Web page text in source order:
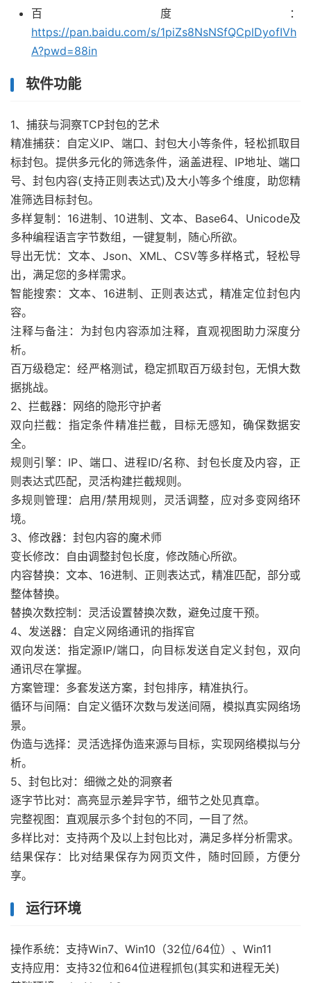
百度：
https://pan.baidu.com/s/1piZs8NsNSfQCplDyofIVh
A?pwd=88in
软件功能
1、捕获与洞察TCP封包的艺术
精准捕获：自定义IP、端口、封包大小等条件，轻松抓取目
标封包。提供多元化的筛选条件，涵盖进程、IP地址、端口
号、封包内容(支持正则表达式)及大小等多个维度，助您精
准筛选目标封包。
多样复制：16进制、10进制、文本、Base64、Unicode及
多种编程语言字节数组，一键复制，随心所欲。
导出无忧：文本、Json、XML、CSV等多样格式，轻松导
出，满足您的多样需求。
智能搜索：文本、16进制、正则表达式，精准定位封包内
容。
注释与备注：为封包内容添加注释，直观视图助力深度分
析。
百万级稳定：经严格测试，稳定抓取百万级封包，无惧大数
据挑战。
2、拦截器：网络的隐形守护者
双向拦截：指定条件精准拦截，目标无感知，确保数据安
全。
规则引擎：IP、端口、进程ID/名称、封包长度及内容，正
则表达式匹配，灵活构建拦截规则。
多规则管理：启用/禁用规则，灵活调整，应对多变网络环
境。
3、修改器：封包内容的魔术师
变长修改：自由调整封包长度，修改随心所欲。
内容替换：文本、16进制、正则表达式，精准匹配，部分或
整体替换。
替换次数控制：灵活设置替换次数，避免过度干预。
4、发送器：自定义网络通讯的指挥官
双向发送：指定源IP/端口，向目标发送自定义封包，双向
通讯尽在掌握。
方案管理：多套发送方案，封包排序，精准执行。
循环与间隔：自定义循环次数与发送间隔，模拟真实网络场
景。
伪造与选择：灵活选择伪造来源与目标，实现网络模拟与分
析。
5、封包比对：细微之处的洞察者
逐字节比对：高亮显示差异字节，细节之处见真章。
完整视图：直观展示多个封包的不同，一目了然。
多样比对：支持两个及以上封包比对，满足多样分析需求。
结果保存：比对结果保存为网页文件，随时回顾，方便分
享。
运行环境
操作系统：支持Win7、Win10（32位/64位）、Win11
支持应用：支持32位和64位进程抓包(其实和进程无关)